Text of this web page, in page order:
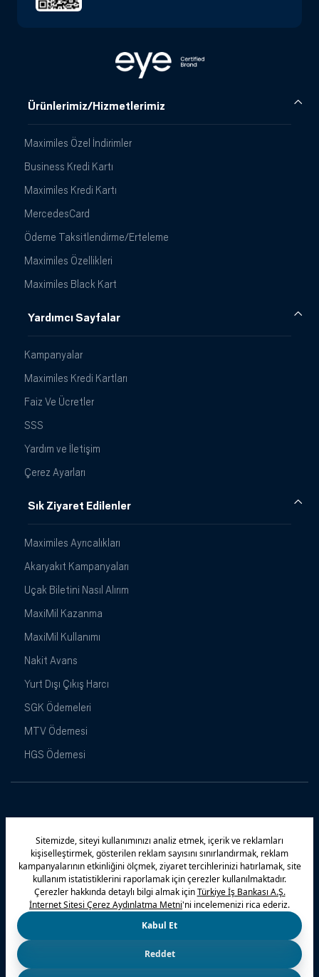
Ürünlerimiz/Hizmetlerimiz
Maximiles Özel İndirimler
Business Kredi Kartı
Maximiles Kredi Kartı
MercedesCard
Ödeme Taksitlendirme/Erteleme
Maximiles Özellikleri
Maximiles Black Kart
Yardımcı Sayfalar
Kampanyalar
Maximiles Kredi Kartları
Faiz Ve Ücretler
SSS
Yardım ve İletişim
Çerez Ayarları
Sık Ziyaret Edilenler
Maximiles Ayrıcalıkları
Akaryakıt Kampanyaları
Uçak Biletini Nasıl Alırım
MaxiMil Kazanma
MaxiMil Kullanımı
Nakit Avans
Yurt Dışı Çıkış Harcı
SGK Ödemeleri
MTV Ödemesi
HGS Ödemesi
© 2026 Türkiye İş Bankası A.Ş.
Maximiles Kampanyalar Yasal Uyarı Güvenlik
Gizlilik Politikamız Bilgi Toplumu Hizmetleri
Çerez Politikası Kişisel Verilerin Korunması